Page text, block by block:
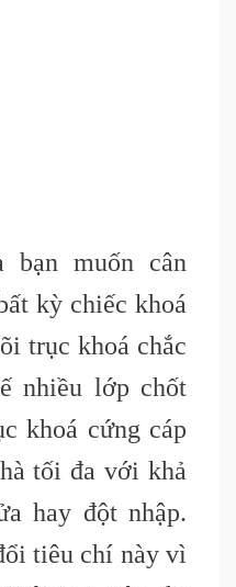
muốn cân
kỳ chiếc khoá
trục khoá chắc
nhiều lớp chốt
khoá cứng cáp
tối đa với khả
hay đột nhập.
tiêu chí này vì